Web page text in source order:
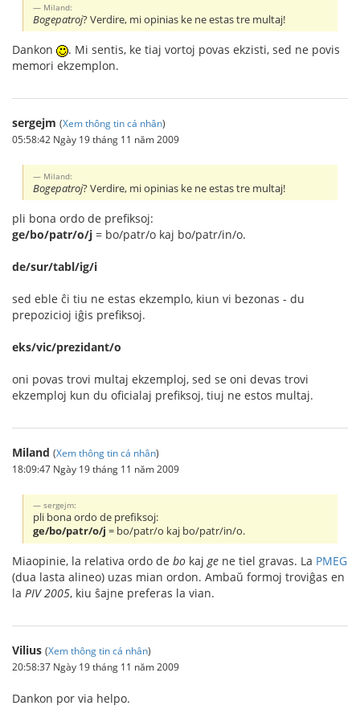
Miland:
Bogepatroj? Verdire, mi opinias ke ne estas tre multaj!
Dankon
. Mi sentis, ke tiaj vortoj povas ekzisti, sed ne povis
memori ekzemplon.
sergejm (Xem thông tin cá nhân)
05:58:42 Ngày 19 tháng 11 năm 2009
Miland:
Bogepatroj? Verdire, mi opinias ke ne estas tre multaj!
pli bona ordo de prefiksoj:
ge/bo/patr/o/j = bo/patr/o kaj bo/patr/in/o.
de/sur/tabl/ig/i
sed eble ĉi tiu ne estas ekzemplo, kiun vi bezonas - du
prepozicioj iĝis prefiksoj.
eks/vic/prezidant/o
oni povas trovi multaj ekzemploj, sed se oni devas trovi
ekzemploj kun du oficialaj prefiksoj, tiuj ne estos multaj.
Miland (Xem thông tin cá nhân)
18:09:47 Ngày 19 tháng 11 năm 2009
sergejm:
pli bona ordo de prefiksoj:
ge/bo/patr/o/j = bo/patr/o kaj bo/patr/in/o.
Miaopinie, la relativa ordo de bo kajge ne tiel gravas. La PMEG
(dua lasta alineo) uzas mian ordon. Ambaŭ formoj troviĝas en
la PIV 2005, kiu ŝajne preferas la vian.
Vilius (Xem thông tin cá nhân)
20:58:37 Ngày 19 tháng 11 năm 2009
Dankon por via helpo.